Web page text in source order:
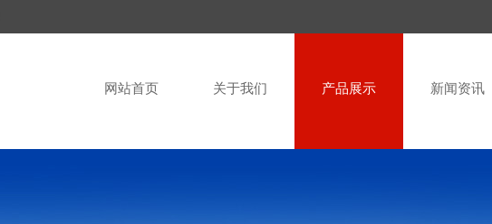
网站首页 关于我们 产品展示 新闻资讯